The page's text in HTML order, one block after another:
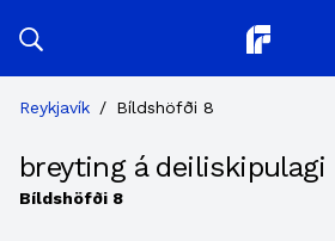
Planitor
Reykjavík / Bíldshöfði 8
breyting á deiliskipulagi
Bíldshöfði 8